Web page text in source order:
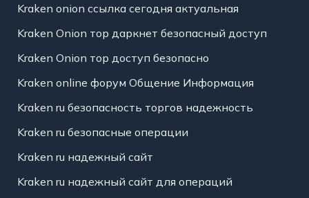
Kraken onion ссылка сегодня актуальная
Kraken Onion тор даркнет безопасный доступ
Kraken Onion тор доступ безопасно
Kraken online форум Общение Информация
Kraken ru безопасность торгов надежность
Kraken ru безопасные операции
Kraken ru надежный сайт
Kraken ru надежный сайт для операций